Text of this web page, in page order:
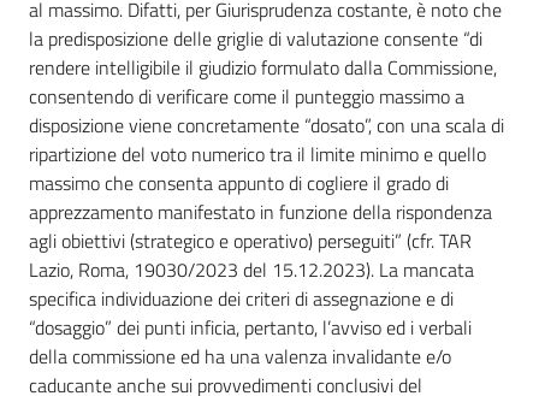
al massimo. Difatti, per Giurisprudenza costante, è noto che
la predisposizione delle griglie di valutazione consente “di
rendere intelligibile il giudizio formulato dalla Commissione,
consentendo di verificare come il punteggio massimo a
disposizione viene concretamente “dosato”, con una scala di
ripartizione del voto numerico tra il limite minimo e quello
massimo che consenta appunto di cogliere il grado di
apprezzamento manifestato in funzione della rispondenza
agli obiettivi (strategico e operativo) perseguiti” (cfr. TAR
Lazio, Roma, 19030/2023 del 15.12.2023). La mancata
specifica individuazione dei criteri di assegnazione e di
“dosaggio” dei punti inficia, pertanto, l’avviso ed i verbali
della commissione ed ha una valenza invalidante e/o
caducante anche sui provvedimenti conclusivi del